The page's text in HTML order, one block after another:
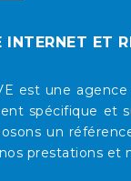
ET
est une
spécifique et
un
prestations et